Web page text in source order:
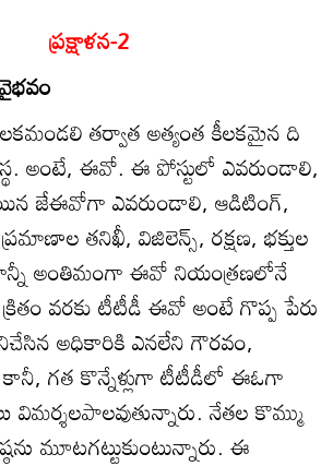
ప్రక్షాళన-2
తర్వాత అత్యంత కీలకమైన ది
అంటే, ఈవో. ఈ పోస్టులో ఎవరుండాలి,
జేఈవోగా ఎవరుండాలి, ఆడిటింగ్‌,
తనిఖీ, విజిలెన్స్‌, రక్షణ, భక్తుల
అంతిమంగా ఈవో నియంత్రణలోనే
వరకు టీటీడీ ఈవో అంటే గొప్ప పేరు
అధికారికి ఎనలేని గౌరవం,
గత కొన్నేళ్లుగా టీటీడీలో ఈఓగా
విమర్శలపాలవుతున్నారు. నేతల కొమ్ము
మూటగట్టుకుంటున్నారు. ఈ